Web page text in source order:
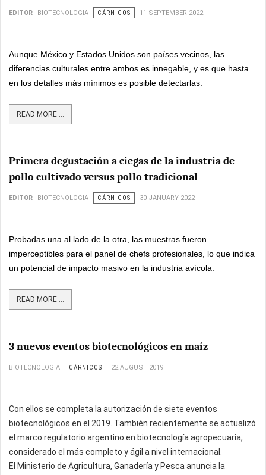
EDITOR BIOTECNOLOGIA CÁRNICOS 11 SEPTEMBER 2022
Aunque México y Estados Unidos son países vecinos, las
diferencias culturales entre ambos es innegable, y es que hasta
en los detalles más mínimos es posible detectarlas.
READ MORE ...
Primera degustación a ciegas de la industria de
pollo cultivado versus pollo tradicional
EDITOR BIOTECNOLOGIA CÁRNICOS 30 JANUARY 2022
Probadas una al lado de la otra, las muestras fueron
imperceptibles para el panel de chefs profesionales, lo que indica
un potencial de impacto masivo en la industria avícola.
READ MORE ...
3 nuevos eventos biotecnológicos en maíz
BIOTECNOLOGIA CÁRNICOS 22 AUGUST 2019
Con ellos se completa la autorización de siete eventos
biotecnológicos en el 2019. También recientemente se actualizó
el marco regulatorio argentino en biotecnología agropecuaria,
considerado el más completo y ágil a nivel internacional.
El Ministerio de Agricultura, Ganadería y Pesca anuncia la